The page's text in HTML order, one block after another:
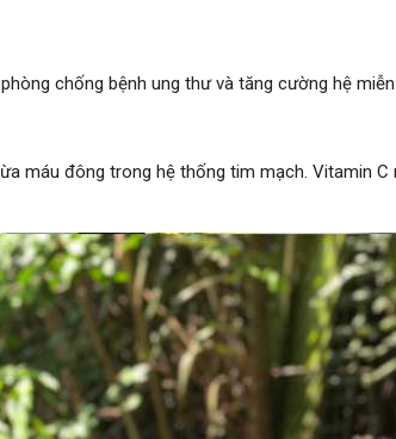
chống bệnh ung thư và tăng cường hệ
máu đông trong hệ thống tim mạch. Vitamin C